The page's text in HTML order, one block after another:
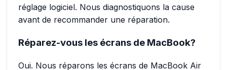
réglage logiciel. Nous diagnostiquons la cause
avant de recommander une réparation.
Réparez-vous les écrans de MacBook?
Oui. Nous réparons les écrans de MacBook Air